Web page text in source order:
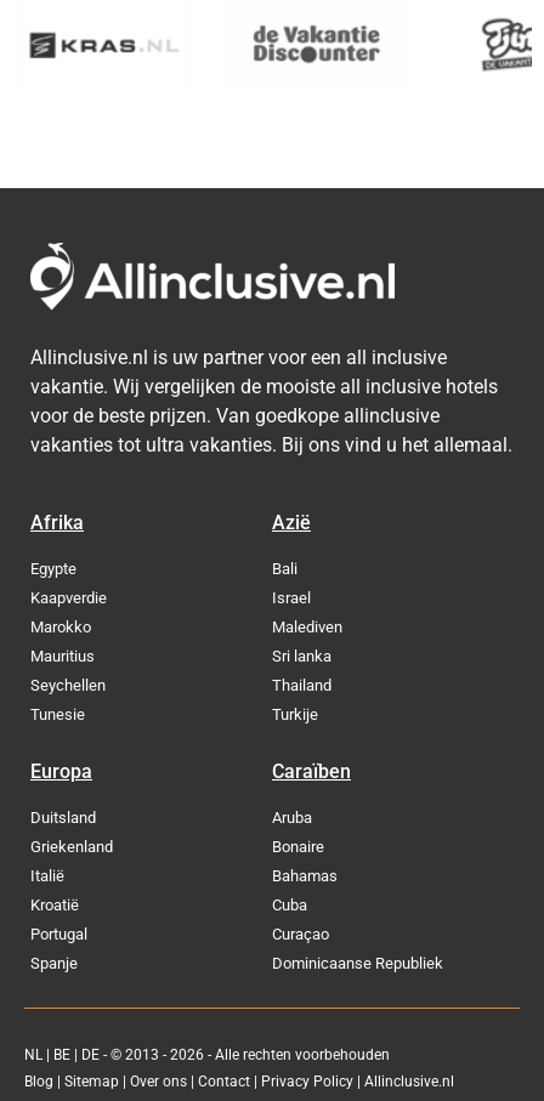
Allinclusive.nl is uw partner voor een all inclusive
vakantie. Wij vergelijken de mooiste all inclusive hotels
voor de beste prijzen. Van goedkope allinclusive
vakanties tot ultra vakanties. Bij ons vind u het allemaal.
Afrika
Egypte
Kaapverdie
Marokko
Mauritius
Seychellen
Tunesie
Azië
Bali
Israel
Malediven
Sri lanka
Thailand
Turkije
Europa
Duitsland
Griekenland
Italië
Kroatië
Portugal
Spanje
Caraïben
Aruba
Bonaire
Bahamas
Cuba
Curaçao
Dominicaanse Republiek
NL| BE DE - © 2013 - 2026 - Alle rechten voorbehouden
Blog
Sitemap Over ons Contact Privacy Policy | Allinclusive.nl